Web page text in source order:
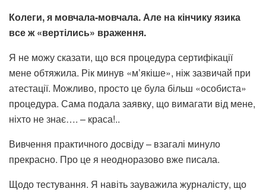
Колеги, я мовчала-мовчала. Але на кінчику язика
все ж «вертілись» враження.
Я не можу сказати, що вся процедура сертифікації
мене обтяжила. Рік минув «м’якіше», ніж зазвичай при
атестації. Можливо, просто це була більш «особиста»
процедура. Сама подала заявку, що вимагати від мене,
ніхто не знає…. – краса!..
Вивчення практичного досвіду – взагалі минуло
прекрасно. Про це я неодноразово вже писала.
Щодо тестування. Я навіть зауважила журналісту, що